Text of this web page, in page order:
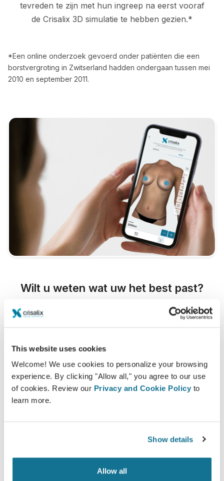
This website uses cookies
Welcome! We use cookies to personalize your browsing
experience. By clicking "Allow all," you agree to our use
of cookies. Review our Privacy and Cookie Policy to
learn more.
Show details
Allow all
tevreden te zijn met hun ingreep na eerst vooraf
de Crisalix 3D simulatie te hebben gezien.*
*Een online onderzoek gevoerd onder patiënten die een
borstvergroting in Zwitserland hadden ondergaan tussen mei
2010 en september 2011.
Wilt u weten wat uw het best past?
Na het consult, kan
u uw "nieuwe
ik" laten zien vanuit uw eigen huis via uw Crisalix-
vrienden of wie u wilt te delen om hun advies te
krijgen.
Zie je nieuwe ik nu!